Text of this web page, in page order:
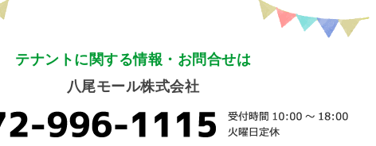
テナントに関する情報・お問合せは
八尾モール株式会社